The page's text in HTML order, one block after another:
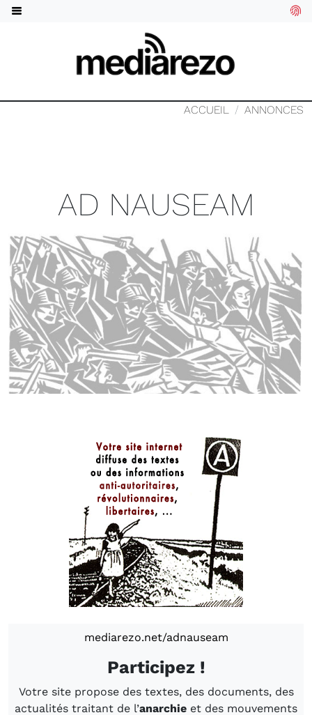
ACCUEIL ANNONCES
AD NAUSEAM
mediarezo.net/adnauseam
Participez !
Votre site propose des textes, des documents, des
actualités traitant de l’anarchie et des mouvements